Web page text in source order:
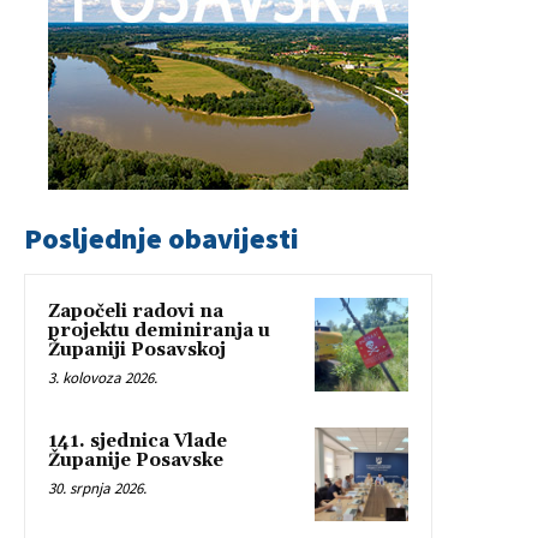
Posljednje obavijesti
Započeli radovi na
projektu deminiranja u
Županiji Posavskoj
3. kolovoza 2026.
141. sjednica Vlade
Županije Posavske
30. srpnja 2026.